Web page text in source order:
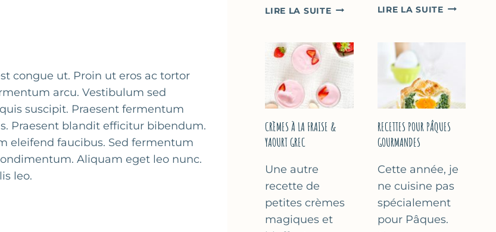
congue ut. Proin ut eros ac tortor
arcu. Vestibulum sed
suscipit. Praesent fermentum
Praesent blandit efficitur bibendum.
eleifend faucibus. Sed fermentum
Aliquam eget leo nunc.
leo.
LIRE LA SUITEGÂTEAU
FRAISES
LIRE LA SUITEDESSERTS
DES
MÈRES
DES
CRÈMES À LA FRAISE &
YAOURT GREC
Une autre
recette de
petites crèmes
magiques et
RECETTES POUR PÂQUES
GOURMANDES
Cette année, je
ne cuisine pas
spécialement
pour Pâques.